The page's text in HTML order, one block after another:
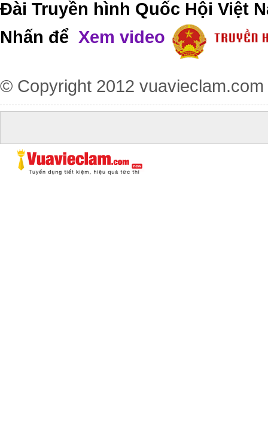
Đài Truyền hình Quốc Hội Việt
Nhấn để Xem video
© Copyright 2012 vuavieclam.com